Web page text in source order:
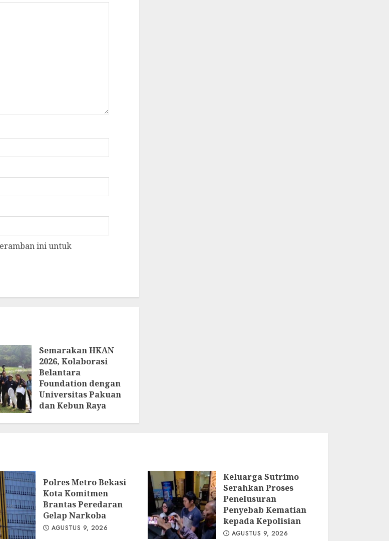
ini untuk
Semarakan HKAN
2026, Kolaborasi
Belantara
Foundation dengan
Universitas Pakuan
dan Kebun Raya
AGUSTUS 3, 2026
Polres Metro Bekasi
Kota Komitmen
Brantas Peredaran
Gelap Narkoba
AGUSTUS 9, 2026
Keluarga Sutrimo
Serahkan Proses
Penelusuran
Penyebab Kematian
kepada Kepolisian
AGUSTUS 9, 2026